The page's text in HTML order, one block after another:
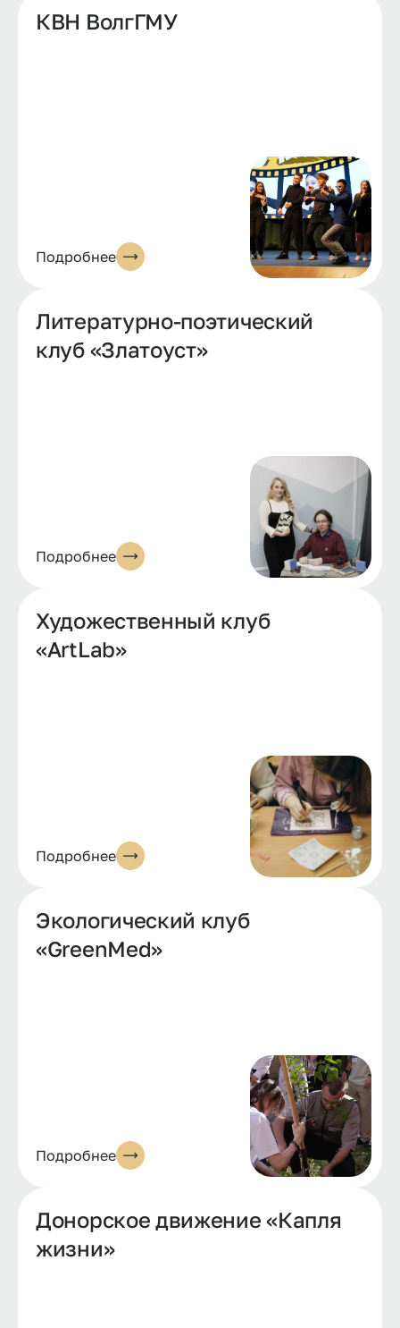
КВН ВолгГМУ
Подробнее
Литературно-поэтический
клуб «Златоуст»
Подробнее
Художественный клуб
«ArtLab»
Подробнее
Экологический клуб
«GreenMed»
Подробнее
Донорское движение «Капля
жизни»